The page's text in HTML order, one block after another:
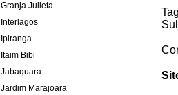
Granja Julieta
Interlagos
Ipiranga
Itaim Bibi
Jabaquara
Jardim Marajoara